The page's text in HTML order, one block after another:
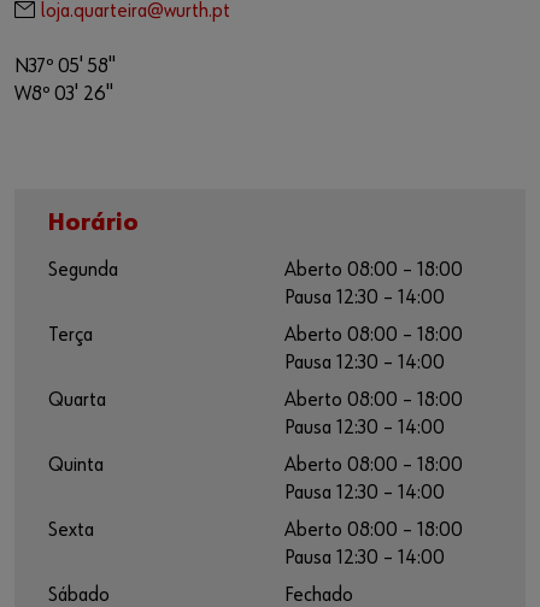
loja.quarteira@wurth.pt
N37º 05' 58"
W8º 03' 26"
Horário
Segunda
Aberto 08:00 – 18:00
Pausa 12:30 – 14:00
Terça
Aberto 08:00 – 18:00
Pausa 12:30 – 14:00
Quarta
Aberto 08:00 – 18:00
Pausa 12:30 – 14:00
Quinta
Aberto 08:00 – 18:00
Pausa 12:30 – 14:00
Sexta
Aberto 08:00 – 18:00
Pausa 12:30 – 14:00
Sábado
Fechado